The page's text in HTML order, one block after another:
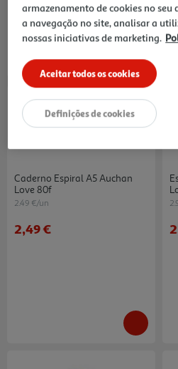
Caderno Espiral A5 Auchan
Love 80f
2.49 €/un
2,49 €
armazenamento de cookies no
a navegação no site, analisar a
nossas iniciativas de marketing.
Aceitar todos os cookies
Definições de cookies